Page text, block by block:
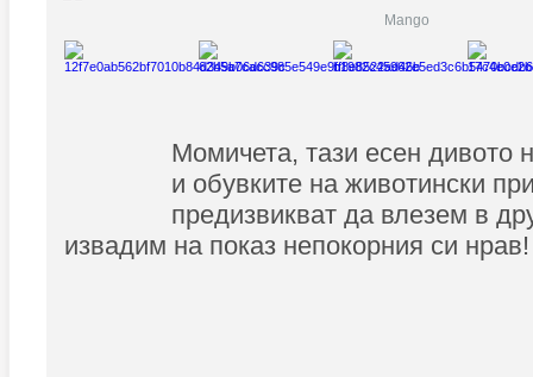
Mango
Момичета, тази есен дивото
и обувките на животински
предизвикват да влезем в
извадим на показ непокорния си нрав!